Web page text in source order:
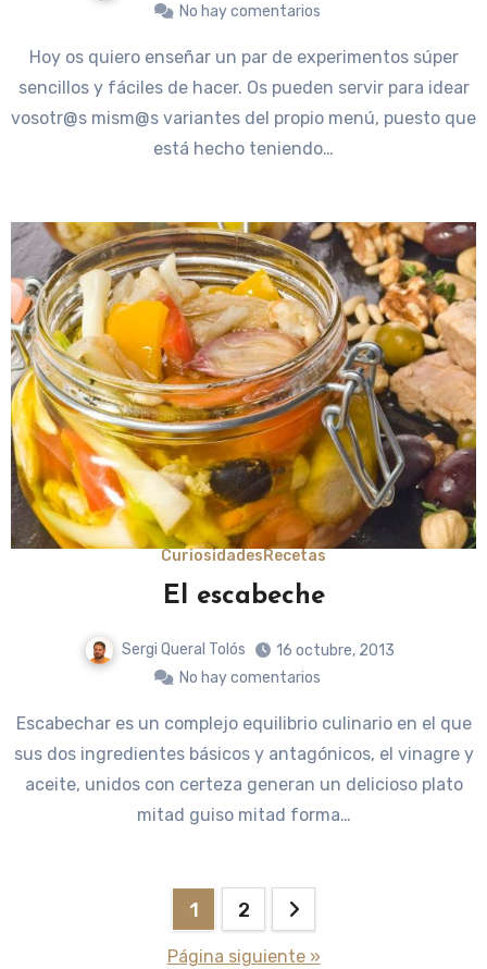
No hay comentarios
Hoy os quiero enseñar un par de experimentos súper
sencillos y fáciles de hacer. Os pueden servir para idear
vosotr@s mism@s variantes del propio menú, puesto que
está hecho teniendo…
Curiosidades Recetas
El escabeche
Sergi Queral Tolós
16 octubre, 2013
No hay comentarios
Escabechar es un complejo equilibrio culinario en el que
sus dos ingredientes básicos y antagónicos, el vinagre y
aceite, unidos con certeza generan un delicioso plato
mitad guiso mitad forma…
Paginación1 2
Página siguiente »